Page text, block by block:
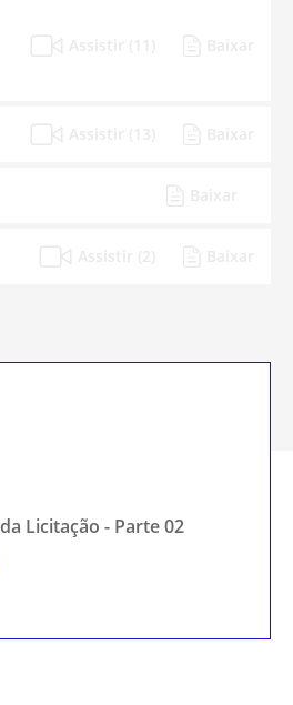
Licitação - Parte 02